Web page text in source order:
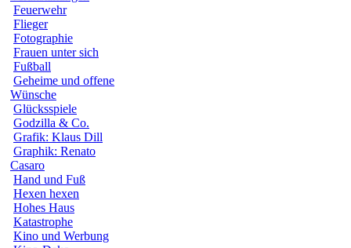
Feuerwehr
Flieger
Fotographie
Frauen unter sich
Fußball
Geheime und offene
Wünsche
Glücksspiele
Godzilla & Co.
Grafik: Klaus Dill
Graphik: Renato
Casaro
Hand und Fuß
Hexen hexen
Hohes Haus
Katastrophe
Kino und Werbung